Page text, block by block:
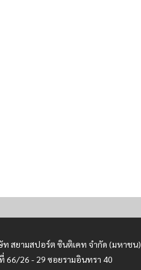
สยามสปอร์ต ซินติเคท จำกัด (มหาชน)
66/26 - 29 ซอยรามอินทรา 40